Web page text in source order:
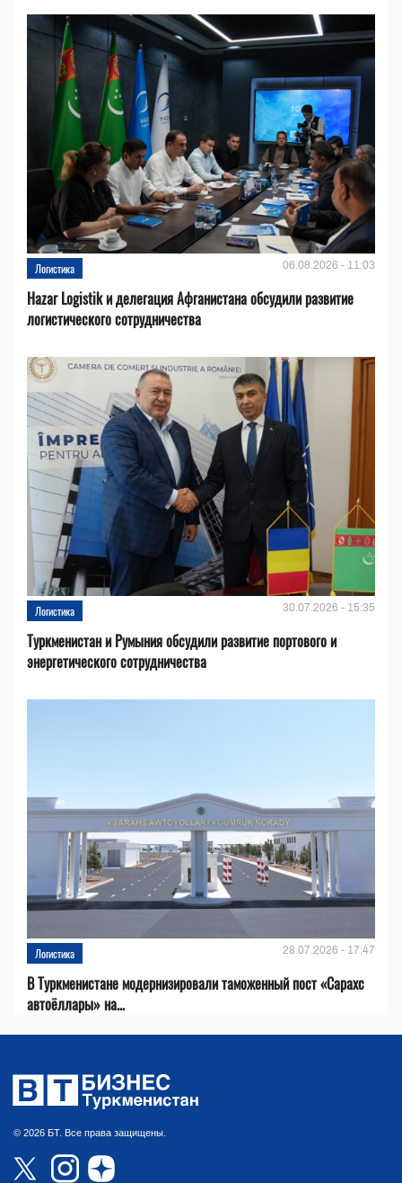
Логистика 06.08.2026 - 11:03
Hazar Logistik и делегация Афганистана обсудили развитие
логистического сотрудничества
Логистика 30.07.2026 - 15:35
Туркменистан и Румыния обсудили развитие портового и
энергетического сотрудничества
Логистика 28.07.2026 - 17:47
В Туркменистане модернизировали таможенный пост «Сарахс
автоёллары» на...
© 2026 БТ. Все права защищены.